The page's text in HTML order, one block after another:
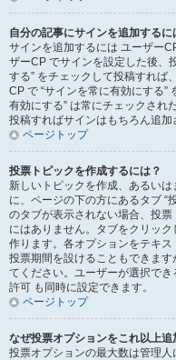
自分の記事にサインを追加するに
サインを追加するには ユーザー
ザーCP でサインを設定した後、
する” をチェックして投稿すれば
CP で “サインを常に有効にする”
有効にする” は常にチェックされ
投稿すればサインはもちろん追加
ページトップ
投票トピックを作成するには？
新しいトピックを作成、あるい
に、ページの下の方にあるタブ “
のタブが表示されない場合、投
にはありません。タブをクリッ
作ります。各オプションをテキス
投票期間を設けることもできま
てください。ユーザーが選択で
許可 も同時に設定できます。
ページトップ
なぜ投票オプションをこれ以上追
投票オプションの最大数は管理